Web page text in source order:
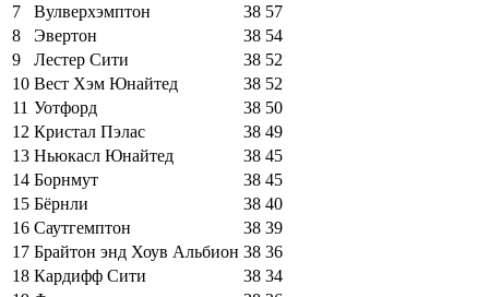
7
Вулверхэмптон 38 57
8
Эвертон 38 54
9
Лестер Сити 38 52
10 Вест Хэм Юнайтед 38 52
11 Уотфорд 38 50
12 Кристал Пэлас 38 49
13 Ньюкасл Юнайтед 38 45
14 Борнмут 38 45
15 Бёрнли 38 40
16 Саутгемптон 38 39
17 Брайтон энд Хоув Альбион 38 36
18 Кардифф Сити 38 34